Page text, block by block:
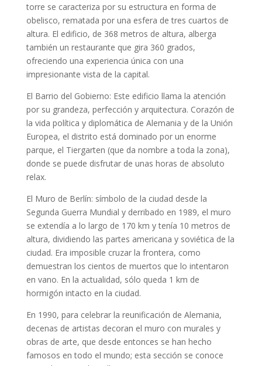
torre se caracteriza por su estructura en forma de
obelisco, rematada por una esfera de tres cuartos de
altura. El edificio, de 368 metros de altura, alberga
también un restaurante que gira 360 grados,
ofreciendo una experiencia única con una
impresionante vista de la capital.
El Barrio del Gobierno: Este edificio llama la atención
por su grandeza, perfección y arquitectura. Corazón de
la vida política y diplomática de Alemania y de la Unión
Europea, el distrito está dominado por un enorme
parque, el Tiergarten (que da nombre a toda la zona),
donde se puede disfrutar de unas horas de absoluto
relax.
El Muro de Berlín: símbolo de la ciudad desde la
Segunda Guerra Mundial y derribado en 1989, el muro
se extendía a lo largo de 170 km y tenía 10 metros de
altura, dividiendo las partes americana y soviética de la
ciudad. Era imposible cruzar la frontera, como
demuestran los cientos de muertos que lo intentaron
en vano. En la actualidad, sólo queda 1 km de
hormigón intacto en la ciudad.
En 1990, para celebrar la reunificación de Alemania,
decenas de artistas decoran el muro con murales y
obras de arte, que desde entonces se han hecho
famosos en todo el mundo; esta sección se conoce